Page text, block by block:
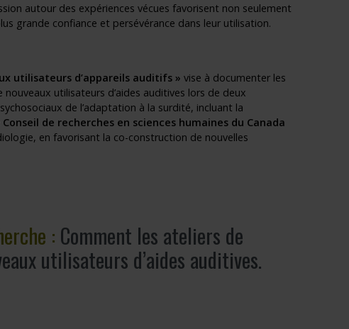
autour des expériences vécues favorisent non seulement
grande confiance et persévérance dans leur utilisation.
utilisateurs d’appareils auditifs » vise à documenter les
utilisateurs d’aides auditives lors de deux
de l’adaptation à la surdité, incluant la
Conseil de recherches en sciences humaines du Canada
en favorisant la co-construction de nouvelles
: Comment les ateliers de
utilisateurs d’aides auditives.